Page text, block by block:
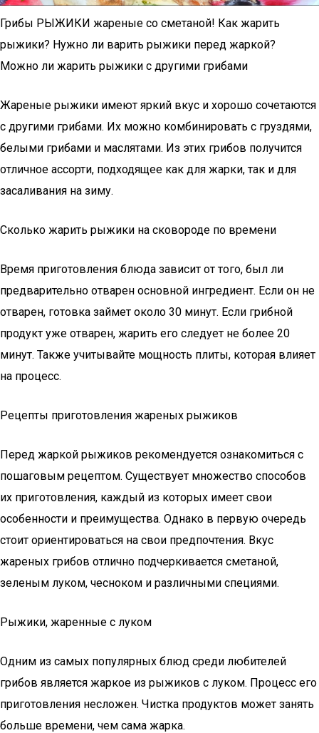
Грибы РЫЖИКИ жареные со сметаной! Как жарить
рыжики? Нужно ли варить рыжики перед жаркой?
Можно ли жарить рыжики с другими грибами
Жареные рыжики имеют яркий вкус и хорошо сочетаются
с другими грибами. Их можно комбинировать с груздями,
белыми грибами и маслятами. Из этих грибов получится
отличное ассорти, подходящее как для жарки, так и для
засаливания на зиму.
Сколько жарить рыжики на сковороде по времени
Время приготовления блюда зависит от того, был ли
предварительно отварен основной ингредиент. Если он не
отварен, готовка займет около 30 минут. Если грибной
продукт уже отварен, жарить его следует не более 20
минут. Также учитывайте мощность плиты, которая влияет
на процесс.
Рецепты приготовления жареных рыжиков
Перед жаркой рыжиков рекомендуется ознакомиться с
пошаговым рецептом. Существует множество способов
их приготовления, каждый из которых имеет свои
особенности и преимущества. Однако в первую очередь
стоит ориентироваться на свои предпочтения. Вкус
жареных грибов отлично подчеркивается сметаной,
зеленым луком, чесноком и различными специями.
Рыжики, жаренные с луком
Одним из самых популярных блюд среди любителей
грибов является жаркое из рыжиков с луком. Процесс его
приготовления несложен. Чистка продуктов может занять
больше времени, чем сама жарка.